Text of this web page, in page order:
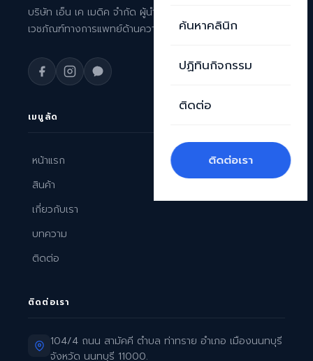
ค้นหาคลินิก
ปฏิทินกิจกรรม
ติดต่อ
ติดต่อเรา
บริษัท เอ็น เค เมดิค จำกัด ผู้นำเข้าและจัดจำหน่าย
เวชภัณฑ์ทางการแพทย์ด้านความงามระดับพรีเมียม
เมนูลัด
หน้าแรก
สินค้า
เกี่ยวกับเรา
บทความ
ติดต่อ
ติดต่อเรา
104/4 ถนน สามัคคี ตำบล ท่าทราย อำเภอ เมืองนนทบุรี
จังหวัด นนทบุรี 11000.